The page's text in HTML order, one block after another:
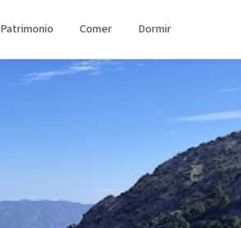
Patrimonio Comer Dormir